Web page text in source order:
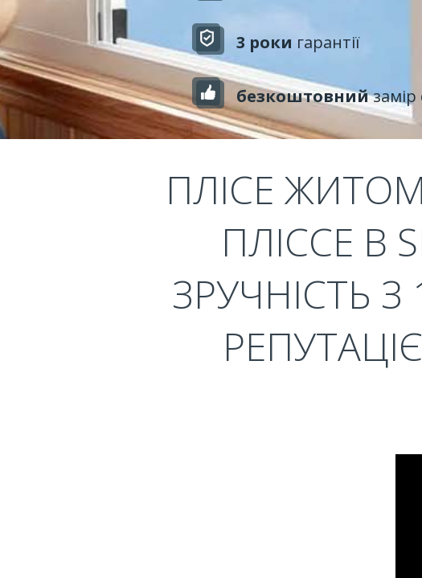
3 роки гарантії
безкоштовнийзамір
ПЛІСЕ
ПЛІССЕ В
ЗРУЧНІСТЬ